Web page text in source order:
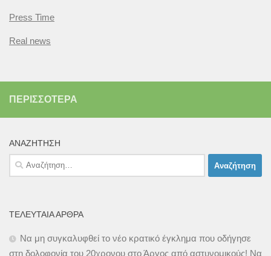
Press Time
Real news
ΠΕΡΙΣΣΌΤΕΡΑ
ΑΝΑΖΉΤΗΣΗ
Αναζήτηση
για:
ΤΕΛΕΥΤΑΊΑ ΆΡΘΡΑ
Να μη συγκαλυφθεί το νέο κρατικό έγκλημα που οδήγησε
στη δολοφονία του 20χρονου στο Άργος από αστυνομικούς! Να